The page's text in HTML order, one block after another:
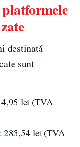
destinată
sunt
lei (TVA
285,54 lei (TVA